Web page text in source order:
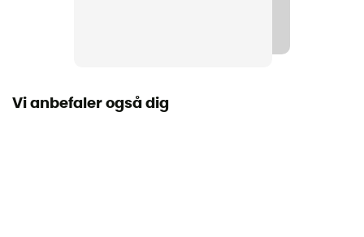
Udtagelig indersål
Vi anbefaler også dig